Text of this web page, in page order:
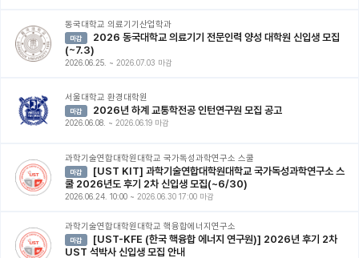
동국대학교 의료기기산업학과
마감
(~7.3)
2026.06.25. ~ 2026.07.03 마감
서울대학교 환경대학원
마감 2026년 하계 교통학전공 인턴연구원 모집 공고
2026.06.08. ~ 2026.06.19 마감
과학기술연합대학원대학교 국가독성과학연구소 스쿨
마감
쿨 2026년도 후기 2차 신입생 모집(~6/30)
2026.06.24. 10:00 ~ 2026.06.30 17:00 마감
과학기술연합대학원대학교 핵융합에너지연구소
마감
UST 석박사 신입생 모집 안내